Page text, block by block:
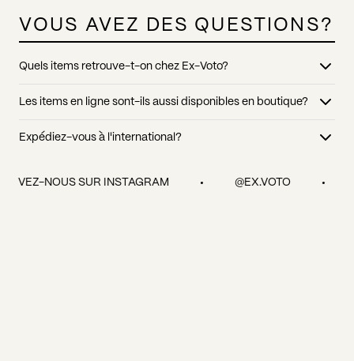
VOUS AVEZ DES QUESTIONS?
Quels items retrouve-t-on chez Ex-Voto?
presque quotidiennement de produits uniques. Vous trouverez chez Ex-
de la papeterie.
Les items en ligne sont-ils aussi disponibles en boutique?
notre boutique au 6534 boulevard Saint-Laurent, Montréal. Quelques
Expédiez-vous à l'international?
d'Amérique, Japon, Australie, Nouvelle-Zélande, Corée du Sud,
NOUS SUR INSTAGRAM @EX.VOTO